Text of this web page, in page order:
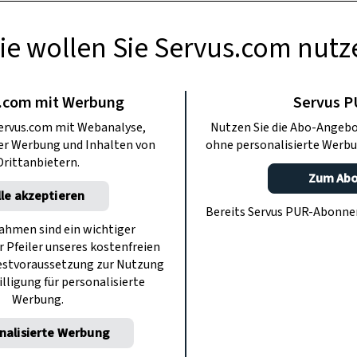
KÜCHE
in Salzburg
an dem man sich einfindet, um
zu genießen. Küchenchef Florian
Reporterin Iris Pohl ein Menü in
gezaubert.
wollen Sie Servus.com
mit Werbung
mit Webanalyse,
Werbung und Inhalten von
akzeptieren
sind ein wichtiger
unseres kostenfreien
zur Nutzung
für personalisierte
Werbung.
Werbung
Servus
Nutzen Sie die Abo-
ohne personalisierte
Zum
Bereits Servus PUR-